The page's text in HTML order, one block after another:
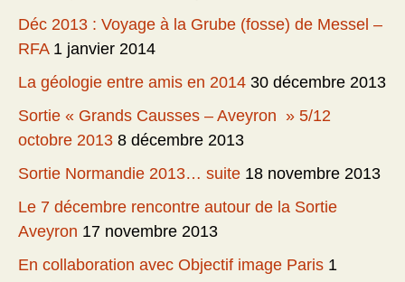
Déc 2013 : Voyage à la Grube (fosse) de Messel –
RFA 1 janvier 2014
La géologie entre amis en 2014 30 décembre 2013
Sortie « Grands Causses – Aveyron » 5/12
octobre 2013 8 décembre 2013
Sortie Normandie 2013… suite 18 novembre 2013
Le 7 décembre rencontre autour de la Sortie
Aveyron 17 novembre 2013
En collaboration avec Objectif image Paris 1